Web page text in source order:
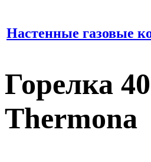
Настенные газовые
Горелка
Thermona